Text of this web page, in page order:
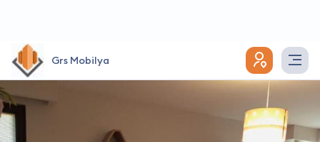
Grs Mobilya